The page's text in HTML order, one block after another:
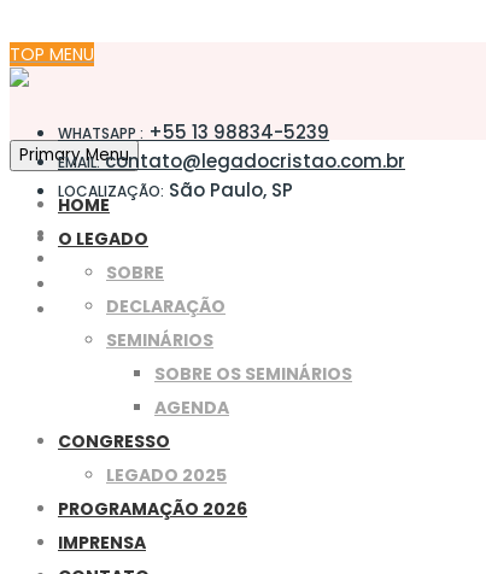
TOP MENU
WHATSAPP : +55 13 98834-5239
EMAIL:contato@legadocristao.com.br
LOCALIZAÇÃO: São Paulo, SP
Primary Menu
HOME
O LEGADO
SOBRE
DECLARAÇÃO
SEMINÁRIOS
SOBRE OS SEMINÁRIOS
AGENDA
CONGRESSO
LEGADO 2025
PROGRAMAÇÃO 2026
IMPRENSA